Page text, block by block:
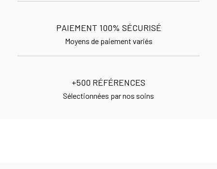
PAIEMENT 100% SÉCURISÉ
Moyens de paiement variés
+500 RÉFÉRENCES
Sélectionnées par nos soins